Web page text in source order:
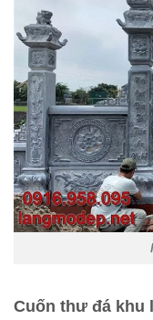
Cuốn thư đá khu